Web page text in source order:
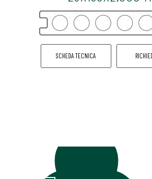
SCHEDA TECNICA